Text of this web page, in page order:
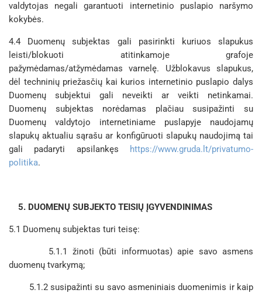
valdytojas negali garantuoti internetinio puslapio naršymo
kokybės.
4.4 Duomenų subjektas gali pasirinkti kuriuos slapukus
leisti/blokuoti atitinkamoje grafoje
pažymėdamas/atžymėdamas varnelę. Užblokavus slapukus,
dėl techninių priežasčių kai kurios internetinio puslapio dalys
Duomenų subjektui gali neveikti ar veikti netinkamai.
Duomenų subjektas norėdamas plačiau susipažinti su
Duomenų valdytojo internetiniame puslapyje naudojamų
slapukų aktualiu sąrašu ar konfigūruoti slapukų naudojimą tai
gali padaryti apsilankęs
https://www.gruda.lt/privatumo-
politika.
5. DUOMENŲ SUBJEKTO TEISIŲ ĮGYVENDINIMAS
5.1 Duomenų subjektas turi teisę:
5.1.1 žinoti (būti informuotas) apie savo asmens
duomenų tvarkymą;
5.1.2 susipažinti su savo asmeniniais duomenimis ir kaip